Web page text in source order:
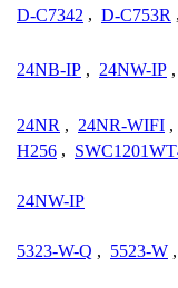
D-C7342 , D-C753R ,
24NB-IP , 24NW-IP ,
24NR , 24NR-WIFI ,
H256 ,
24NW-IP
5323-W-Q , 5523-W ,